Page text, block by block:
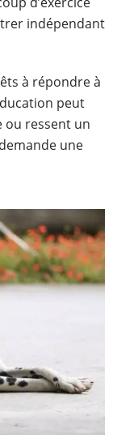
indépendant
à répondre à
peut
ou ressent un
une